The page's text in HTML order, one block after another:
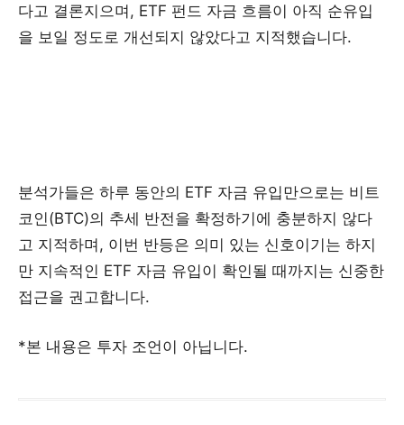
다고 결론지으며, ETF 펀드 자금 흐름이 아직 순유입
을 보일 정도로 개선되지 않았다고 지적했습니다.
분석가들은 하루 동안의 ETF 자금 유입만으로는 비트
코인(BTC)의 추세 반전을 확정하기에 충분하지 않다
고 지적하며, 이번 반등은 의미 있는 신호이기는 하지
만 지속적인 ETF 자금 유입이 확인될 때까지는 신중한
접근을 권고합니다.
*본 내용은 투자 조언이 아닙니다.